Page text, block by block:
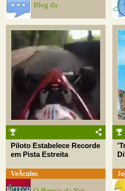
Blog da
Piloto Estabelece Recorde
em Pista Estreita
VeÃ­culos